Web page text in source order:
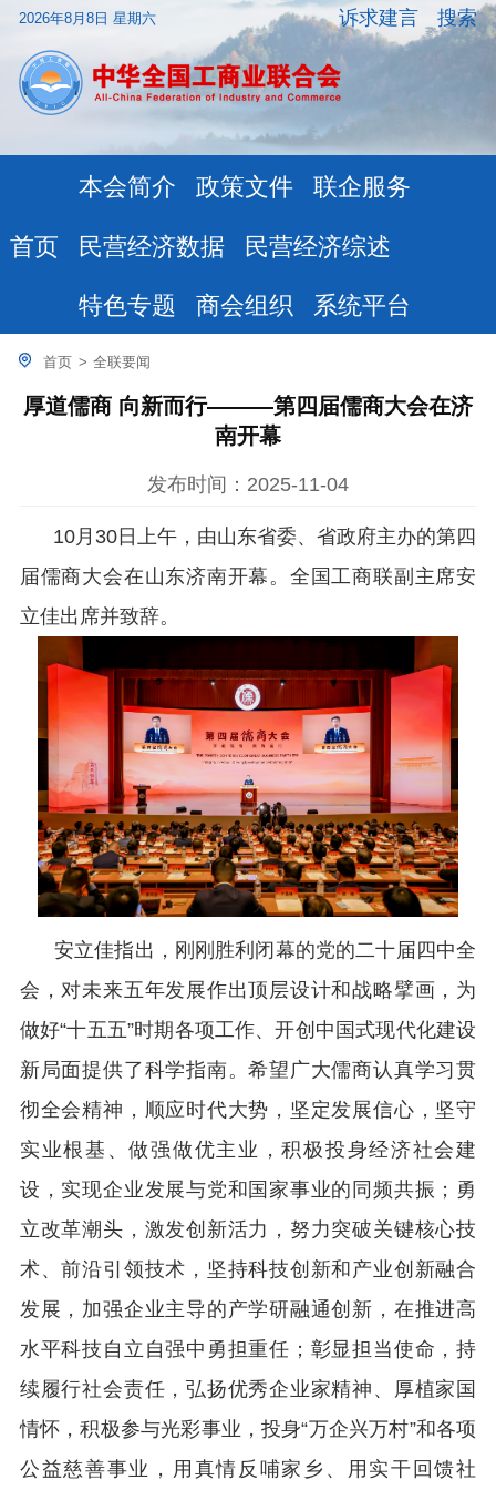
2026年8月8日 星期六 搜索
诉求建言
首页
本会简介 政策文件 联企服务
民营经济数据 民营经济综述
特色专题 商会组织 系统平台
首页 > 全联要闻
厚道儒商 向新而行———第四届儒商大会在济
南开幕
发布时间：2025-11-04
10月30日上午，由山东省委、省政府主办的第四
届儒商大会在山东济南开幕。全国工商联副主席安
立佳出席并致辞。
安立佳指出，刚刚胜利闭幕的党的二十届四中全
会，对未来五年发展作出顶层设计和战略擘画，为
做好“十五五”时期各项工作、开创中国式现代化建设
新局面提供了科学指南。希望广大儒商认真学习贯
彻全会精神，顺应时代大势，坚定发展信心，坚守
实业根基、做强做优主业，积极投身经济社会建
设，实现企业发展与党和国家事业的同频共振；勇
立改革潮头，激发创新活力，努力突破关键核心技
术、前沿引领技术，坚持科技创新和产业创新融合
发展，加强企业主导的产学研融通创新，在推进高
水平科技自立自强中勇担重任；彰显担当使命，持
续履行社会责任，弘扬优秀企业家精神、厚植家国
情怀，积极参与光彩事业，投身“万企兴万村”和各项
公益慈善事业，用真情反哺家乡、用实干回馈社